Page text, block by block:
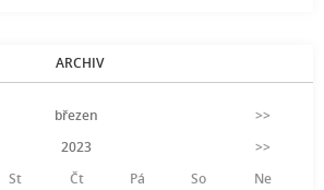
ARCHIV
březen
>>
2023
>>
St Čt Pá So
Ne